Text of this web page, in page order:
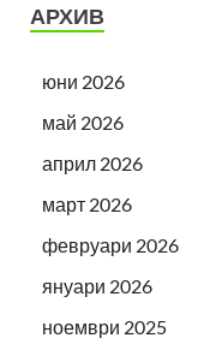
АРХИВ
юни 2026
май 2026
април 2026
март 2026
февруари 2026
януари 2026
ноември 2025